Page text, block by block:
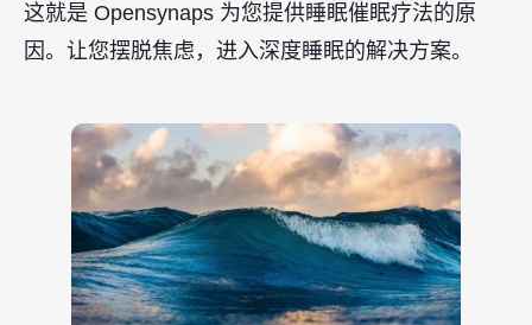
这就是 Opensynaps 为您提供睡眠催眠疗法的原
因。让您摆脱焦虑，进入深度睡眠的解决方案。